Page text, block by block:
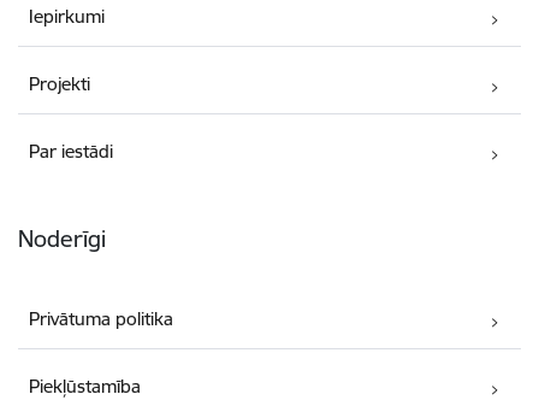
Iepirkumi
Projekti
Par iestādi
Noderīgi
Privātuma politika
Piekļūstamība